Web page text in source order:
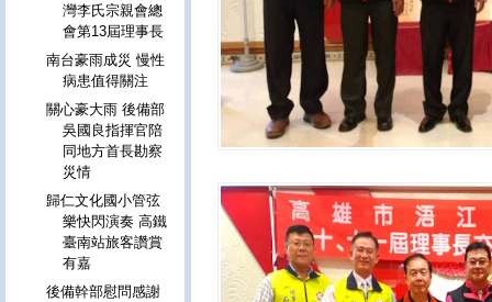
灣李氏宗親會總
會第13屆理事長
南台豪雨成災 慢性
病患值得關注
關心豪大雨 後備部
吳國良指揮官陪
同地方首長勘察
災情
歸仁文化國小管弦
樂快閃演奏 高鐵
臺南站旅客讚賞
有嘉
後備幹部慰問感謝